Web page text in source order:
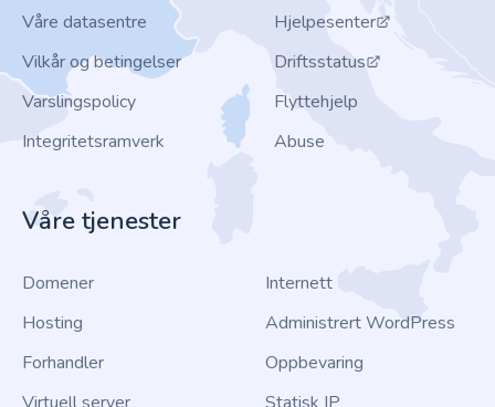
Våre datasentre
Vilkår og betingelser
Varslingspolicy
Integritetsramverk
Hjelpesenter
Driftsstatus
Flyttehjelp
Abuse
Våre tjenester
Domener
Hosting
Forhandler
Internett
Administrert WordPress
Oppbevaring